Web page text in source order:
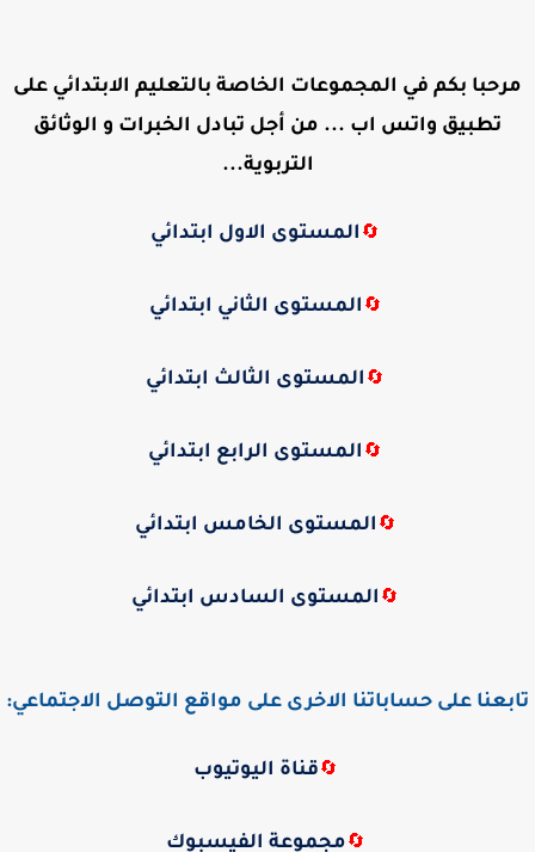
مرحبا بكم في المجموعات الخاصة بالتعليم الابتدائي على
تطبيق واتس اب ... من أجل تبادل الخبرات و الوثائق
التربوية...
🔄 المستوى الاول ابتدائي
🔄 المستوى الثاني ابتدائي
🔄 المستوى الثالث ابتدائي
🔄 المستوى الرابع ابتدائي
🔄 المستوى الخامس ابتدائي
🔄 المستوى السادس ابتدائي
تابعنا على حساباتنا الاخرى على مواقع التوصل الاجتماعي:
🔄قناة اليوتيوب
🔄مجموعة الفيسبوك